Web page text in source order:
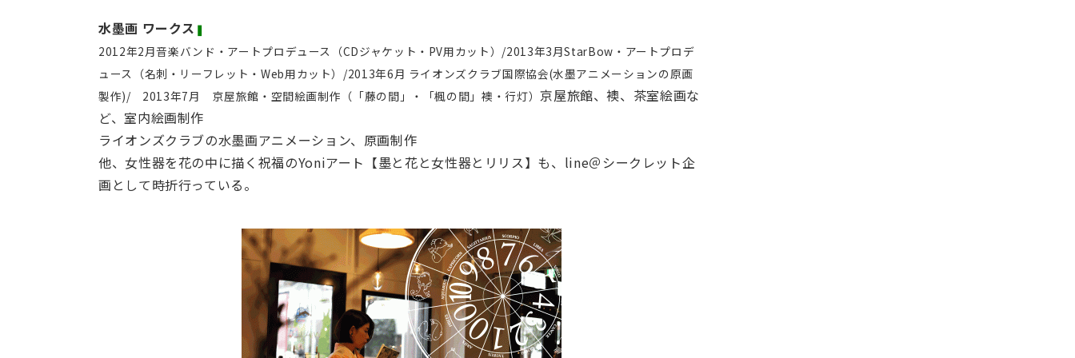
水墨画 ワークス ❚
2012年2月音楽バンド・アートプロデュース（CDジャケット・PV用カット）/2013年3月StarBow・アートプロデ
ュース（名刺・リーフレット・Web用カット）/2013年6月 ライオンズクラブ国際協会(水墨アニメーションの原画
製作)/ 2013年7月 京屋旅館・空間絵画制作（「藤の間」・「楓の間」襖・行灯）京屋旅館、襖、茶室絵画な
ど、室内絵画制作
ライオンズクラブの水墨画アニメーション、原画制作
他、女性器を花の中に描く祝福のYoniアート【墨と花と女性器とリリス】も、line＠シークレット企
画として時折行っている。